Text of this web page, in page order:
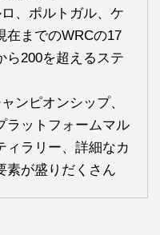
、ポルトガル、ケ
在までのWRCの17
ら200を超えるステ
ンピオンシップ、
ラットフォームマル
ィラリー、詳細なカ
素が盛りだくさん